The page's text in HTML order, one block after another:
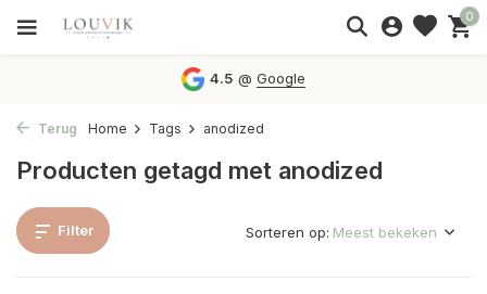
0
4.5 @Google
Terug Home Tags anodized
Producten getagd met anodized
Filter Sorteren op: